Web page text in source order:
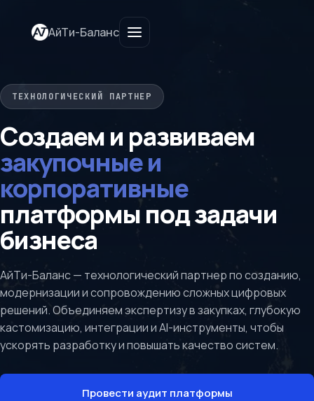
АйТи-Баланс
ТЕХНОЛОГИЧЕСКИЙ ПАРТНЕР
Создаем и развиваем
закупочные и
корпоративные
платформы под задачи
бизнеса
АйТи-Баланс — технологический партнер по созданию,
модернизации и сопровождению сложных цифровых
решений. Объединяем экспертизу в закупках, глубокую
кастомизацию, интеграции и AI-инструменты, чтобы
ускорять разработку и повышать качество систем.
Провести аудит платформы